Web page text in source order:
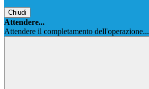
Chiudi
Attendere...
Attendere il completamento dell'operazione...